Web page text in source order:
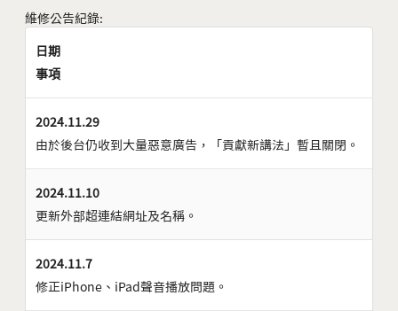
維修公告紀錄:
日期
事項
2024.11.29
由於後台仍收到大量惡意廣告，「貢獻新講法」暫且關閉。
2024.11.10
更新外部超連結網址及名稱。
2024.11.7
修正iPhone、iPad聲音播放問題。